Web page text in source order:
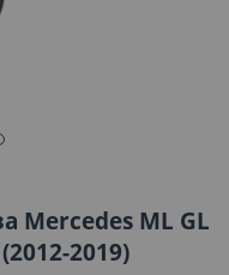
Mercedes ML GL
2019)